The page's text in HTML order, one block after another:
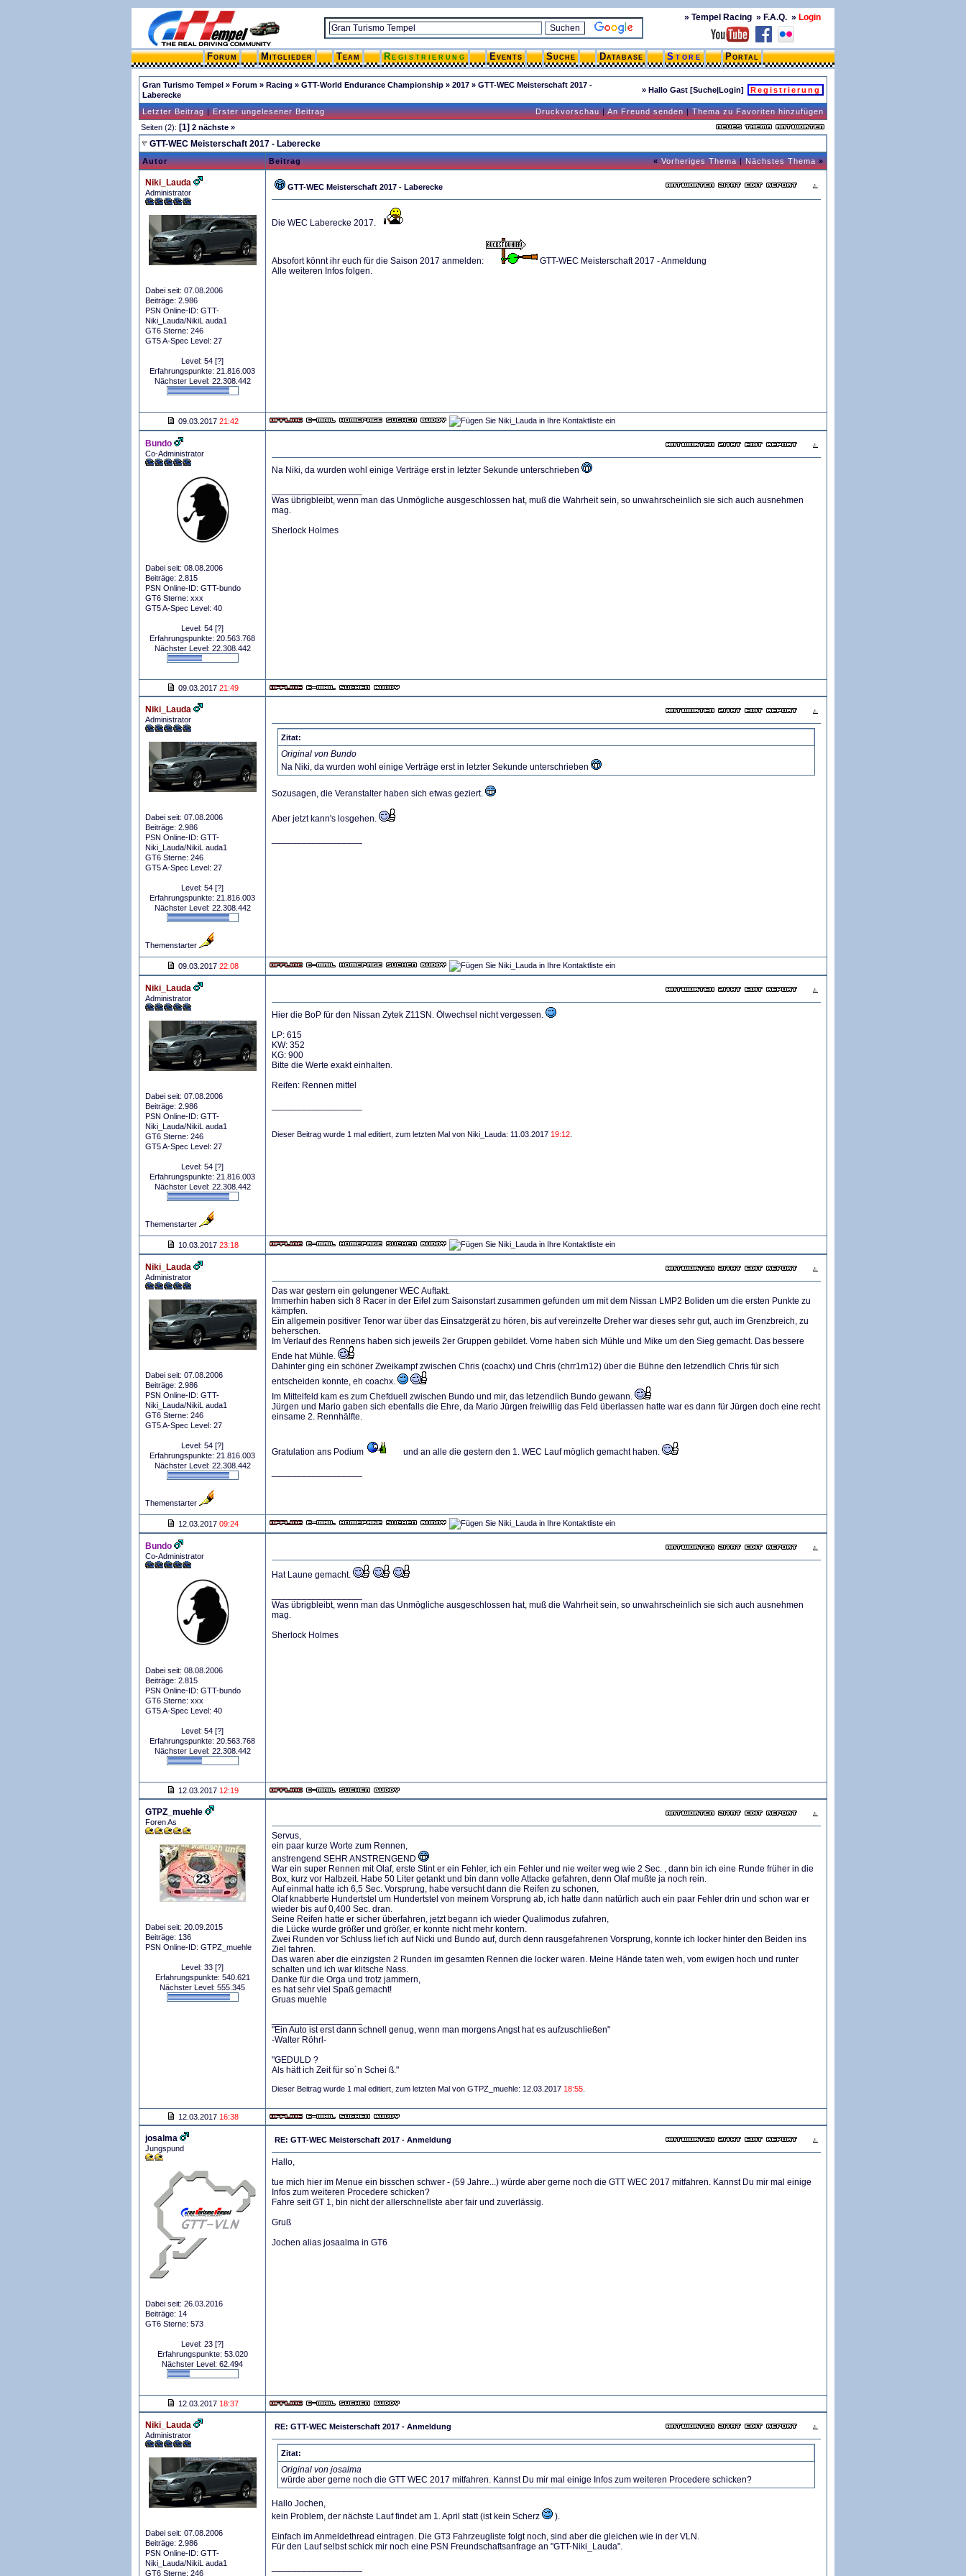
» Tempel Racing» F.A.Q.» Login
Forum Mitglieder Team Registrierung Events Suche Database Store Portal
Gran Turismo Tempel » Forum » Racing » GTT-World Endurance Championship » 2017 » GTT-WEC Meisterschaft 2017 -
Laberecke
» Hallo Gast [Suche|Login] Registrierung
Letzter Beitrag|Erster ungelesener Beitrag Druckvorschau|An Freund senden|Thema zu Favoriten hinzufügen
Seiten (2): [1] 2 nächste »
GTT-WEC Meisterschaft 2017 - Laberecke
Autor Beitrag « Vorheriges Thema|Nächstes Thema »
Niki_Lauda
Administrator
Dabei seit: 07.08.2006
Beiträge: 2.986
PSN Online-ID: GTT-
Niki_Lauda/NikiL auda1
GT6 Sterne: 246
GT5 A-Spec Level: 27
Level: 54 [?]
Erfahrungspunkte: 21.816.003
Nächster Level: 22.308.442
GTT-WEC Meisterschaft 2017 - Laberecke
Die WEC Laberecke 2017.
Absofort könnt ihr euch für die Saison 2017 anmelden:
GTT-WEC Meisterschaft 2017 - Anmeldung
Alle weiteren Infos folgen.
09.03.2017 21:42
Bundo
Co-Administrator
Dabei seit: 08.08.2006
Beiträge: 2.815
PSN Online-ID: GTT-bundo
GT6 Sterne: xxx
GT5 A-Spec Level: 40
Level: 54 [?]
Erfahrungspunkte: 20.563.768
Nächster Level: 22.308.442
Na Niki, da wurden wohl einige Verträge erst in letzter Sekunde unterschrieben
Was übrigbleibt, wenn man das Unmögliche ausgeschlossen hat, muß die Wahrheit sein, so unwahrscheinlich sie sich auch ausnehmen
mag.
Sherlock Holmes
09.03.2017 21:49
Niki_Lauda
Administrator
Dabei seit: 07.08.2006
Beiträge: 2.986
PSN Online-ID: GTT-
Niki_Lauda/NikiL auda1
GT6 Sterne: 246
GT5 A-Spec Level: 27
Level: 54 [?]
Erfahrungspunkte: 21.816.003
Nächster Level: 22.308.442
Themenstarter
Zitat:
Original von Bundo
Na Niki, da wurden wohl einige Verträge erst in letzter Sekunde unterschrieben
Sozusagen, die Veranstalter haben sich etwas geziert.
Aber jetzt kann's losgehen.
09.03.2017 22:08
Niki_Lauda
Administrator
Dabei seit: 07.08.2006
Beiträge: 2.986
PSN Online-ID: GTT-
Niki_Lauda/NikiL auda1
GT6 Sterne: 246
GT5 A-Spec Level: 27
Level: 54 [?]
Erfahrungspunkte: 21.816.003
Nächster Level: 22.308.442
Themenstarter
Hier die BoP für den Nissan Zytek Z11SN. Ölwechsel nicht vergessen.
LP: 615
KW: 352
KG: 900
Bitte die Werte exakt einhalten.
Reifen: Rennen mittel
Dieser Beitrag wurde 1 mal editiert, zum letzten Mal von Niki_Lauda: 11.03.2017 19:12
10.03.2017 23:18
Niki_Lauda
Administrator
Dabei seit: 07.08.2006
Beiträge: 2.986
PSN Online-ID: GTT-
Niki_Lauda/NikiL auda1
GT6 Sterne: 246
GT5 A-Spec Level: 27
Level: 54 [?]
Erfahrungspunkte: 21.816.003
Nächster Level: 22.308.442
Themenstarter
Das war gestern ein gelungener WEC Auftakt.
Immerhin haben sich 8 Racer in der Eifel zum Saisonstart zusammen gefunden um mit dem Nissan LMP2 Boliden um die ersten Punkte zu
kämpfen.
Ein allgemein positiver Tenor war über das Einsatzgerät zu hören, bis auf vereinzelte Dreher war dieses sehr gut, auch im Grenzbreich, zu
beherschen.
Im Verlauf des Rennens haben sich jeweils 2er Gruppen gebildet. Vorne haben sich Mühle und Mike um den Sieg gemacht. Das bessere
Ende hat Mühle.
Dahinter ging ein schöner Zweikampf zwischen Chris (coachx) und Chris (chrr1rn12) über die Bühne den letzendlich Chris für sich
entscheiden konnte, eh coachx.
Im Mittelfeld kam es zum Chefduell zwischen Bundo und mir, das letzendlich Bundo gewann.
Jürgen und Mario gaben sich ebenfalls die Ehre, da Mario Jürgen freiwillig das Feld überlassen hatte war es dann für Jürgen doch eine recht
einsame 2. Rennhälfte.
Gratulation ans Podium
und an alle die gestern den 1. WEC Lauf möglich gemacht haben.
12.03.2017 09:24
Bundo
Co-Administrator
Dabei seit: 08.08.2006
Beiträge: 2.815
PSN Online-ID: GTT-bundo
GT6 Sterne: xxx
GT5 A-Spec Level: 40
Level: 54 [?]
Erfahrungspunkte: 20.563.768
Nächster Level: 22.308.442
Hat Laune gemacht.
Was übrigbleibt, wenn man das Unmögliche ausgeschlossen hat, muß die Wahrheit sein, so unwahrscheinlich sie sich auch ausnehmen
mag.
Sherlock Holmes
12.03.2017 12:19
GTPZ_muehle
Foren As
Dabei seit: 20.09.2015
Beiträge: 136
PSN Online-ID: GTPZ_muehle
Level: 33 [?]
Erfahrungspunkte: 540.621
Nächster Level: 555.345
Servus,
ein paar kurze Worte zum Rennen,
anstrengend SEHR ANSTRENGEND
War ein super Rennen mit Olaf, erste Stint er ein Fehler, ich ein Fehler und nie weiter weg wie 2 Sec. , dann bin ich eine Runde früher in die
Box, kurz vor Halbzeit. Habe 50 Liter getankt und bin dann volle Attacke gefahren, denn Olaf mußte ja noch rein.
Auf einmal hatte ich 6,5 Sec. Vorsprung, habe versucht dann die Reifen zu schonen,
Olaf knabberte Hundertstel um Hundertstel von meinem Vorsprung ab, ich hatte dann natürlich auch ein paar Fehler drin und schon war er
wieder bis auf 0,400 Sec. dran.
Seine Reifen hatte er sicher überfahren, jetzt begann ich wieder Qualimodus zufahren,
die Lücke wurde größer und größer, er konnte nicht mehr kontern.
Zwei Runden vor Schluss lief ich auf Nicki und Bundo auf, durch denn rausgefahrenen Vorsprung, konnte ich locker hinter den Beiden ins
Ziel fahren.
Das waren aber die einzigsten 2 Runden im gesamten Rennen die locker waren. Meine Hände taten weh, vom ewigen hoch und runter
schalten und ich war klitsche Nass.
Danke für die Orga und trotz jammern,
es hat sehr viel Spaß gemacht!
Gruas muehle
"Ein Auto ist erst dann schnell genug, wenn man morgens Angst hat es aufzuschließen"
-Walter Röhrl-
"GEDULD ?
Als hätt ich Zeit für so´n Schei ß."
Dieser Beitrag wurde 1 mal editiert, zum letzten Mal von GTPZ_muehle: 12.03.2017 18:55
12.03.2017 16:38
josalma
Jungspund
Dabei seit: 26.03.2016
Beiträge: 14
GT6 Sterne: 573
Level: 23 [?]
Erfahrungspunkte: 53.020
Nächster Level: 62.494
RE: GTT-WEC Meisterschaft 2017 - Anmeldung
Hallo,
tue mich hier im Menue ein bisschen schwer - (59 Jahre...) würde aber gerne noch die GTT WEC 2017 mitfahren. Kannst Du mir mal einige
Infos zum weiteren Procedere schicken?
Fahre seit GT 1, bin nicht der allerschnellste aber fair und zuverlässig.
Gruß
Jochen alias josaalma in GT6
12.03.2017 18:37
Niki_Lauda
Administrator
Dabei seit: 07.08.2006
Beiträge: 2.986
PSN Online-ID: GTT-
Niki_Lauda/NikiL auda1
GT6 Sterne: 246
RE: GTT-WEC Meisterschaft 2017 - Anmeldung
Zitat:
Original von josalma
würde aber gerne noch die GTT WEC 2017 mitfahren. Kannst Du mir mal einige Infos zum weiteren Procedere schicken?
Hallo Jochen,
kein Problem, der nächste Lauf findet am 1. April statt (ist kein Scherz
).
Einfach im Anmeldethread eintragen. Die GT3 Fahrzeugliste folgt noch, sind aber die gleichen wie in der VLN.
Für den Lauf selbst schick mir noch eine PSN Freundschaftsanfrage an "GTT-Niki_Lauda".